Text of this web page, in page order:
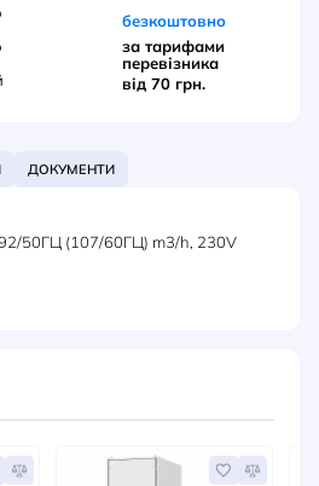
безкоштовно
за тарифами
перевізника
від 70 грн.
ДОКУМЕНТИ
50ГЦ (107/60ГЦ) m3/h, 230V